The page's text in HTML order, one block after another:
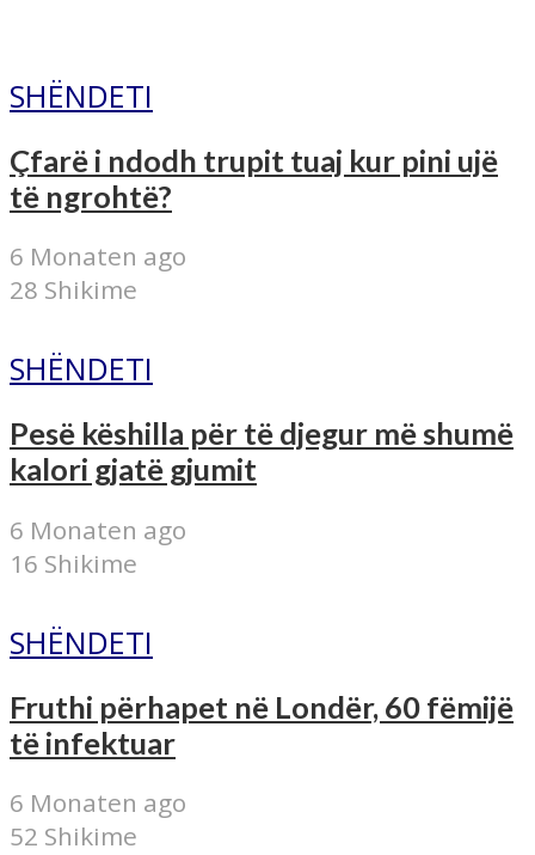
SHËNDETI
Çfarë i ndodh trupit tuaj kur pini ujë
të ngrohtë?
6 Monaten ago
28 Shikime
SHËNDETI
Pesë këshilla për të djegur më shumë
kalori gjatë gjumit
6 Monaten ago
16 Shikime
SHËNDETI
Fruthi përhapet në Londër, 60 fëmijë
të infektuar
6 Monaten ago
52 Shikime